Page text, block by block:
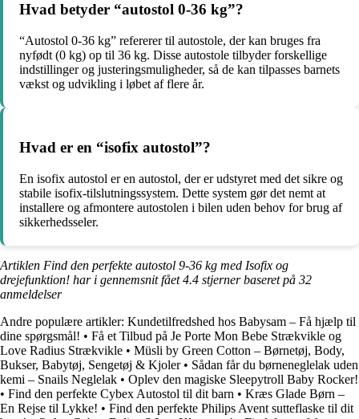
Hvad betyder “autostol 0-36 kg”?
“Autostol 0-36 kg” refererer til autostole, der kan bruges fra
nyfødt (0 kg) op til 36 kg. Disse autostole tilbyder forskellige
indstillinger og justeringsmuligheder, så de kan tilpasses barnets
vækst og udvikling i løbet af flere år.
Hvad er en “isofix autostol”?
En isofix autostol er en autostol, der er udstyret med det sikre og
stabile isofix-tilslutningssystem. Dette system gør det nemt at
installere og afmontere autostolen i bilen uden behov for brug af
sikkerhedsseler.
Artiklen Find den perfekte autostol 9-36 kg med Isofix og
drejefunktion! har i gennemsnit fået4.4 stjerner baseret på 32
anmeldelser
Andre populære artikler: Kundetilfredshed hos Babysam – Få hjælp til
dine spørgsmål! • Få et Tilbud på Je Porte Mon Bebe Strækvikle og
Love Radius Strækvikle • Müsli by Green Cotton – Børnetøj, Body,
Bukser, Babytøj, Sengetøj & Kjoler• Sådan får du børneneglelak uden
kemi – Snails Neglelak • Oplev den magiske Sleepytroll Baby Rocker!
• Find den perfekte Cybex Autostol til dit barn • Kræs Glade Børn –
En Rejse til Lykke! • Find den perfekte Philips Avent sutteflaske til dit